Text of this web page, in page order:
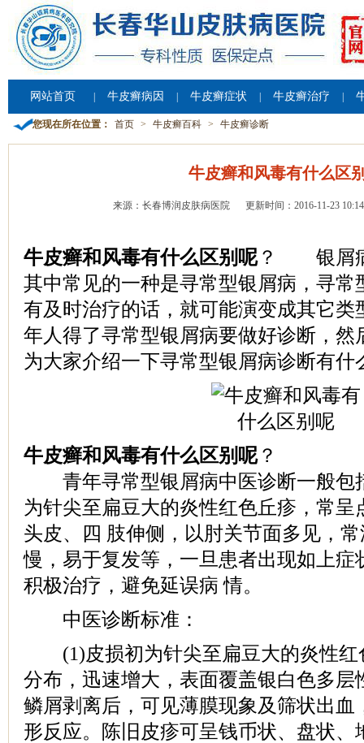
网站首页 牛皮癣病因 牛皮癣症状 牛皮癣治疗
您现在所在位置： 首页 > 牛皮癣百科 > 牛皮癣诊断
牛皮癣和风毒有什么区
来源：长春博润皮肤病医院 更新时间：2016-11-23
牛皮癣和风毒有什么区别呢？ 银屑病
其中常见的一种是寻常型银屑病，寻常
有及时治疗的话，就可能演变成其它类
年人得了寻常型银屑病要做好诊断，然
为大家介绍一下寻常型银屑病诊断有什
牛皮癣和风毒有什么区别呢？
青年寻常型银屑病中医诊断一般包
为针尖至扁豆大的炎性红色丘疹，常呈
头皮、四 肢伸侧，以肘关节面多见，
慢，易于复发等，一旦患者出现如上症
积极治疗，避免延误病 情。
中医诊断标准：
(1)皮损初为针尖至扁豆大的炎性红
分布，迅速增大，表面覆盖银白色多层
鳞屑剥离后，可见薄膜现象及筛状出血
形反应。陈旧皮疹可呈钱币状、盘状、